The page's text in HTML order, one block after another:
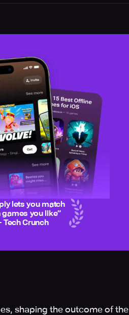
lets you match
games you like”
Tech Crunch
shaping the outcome of the